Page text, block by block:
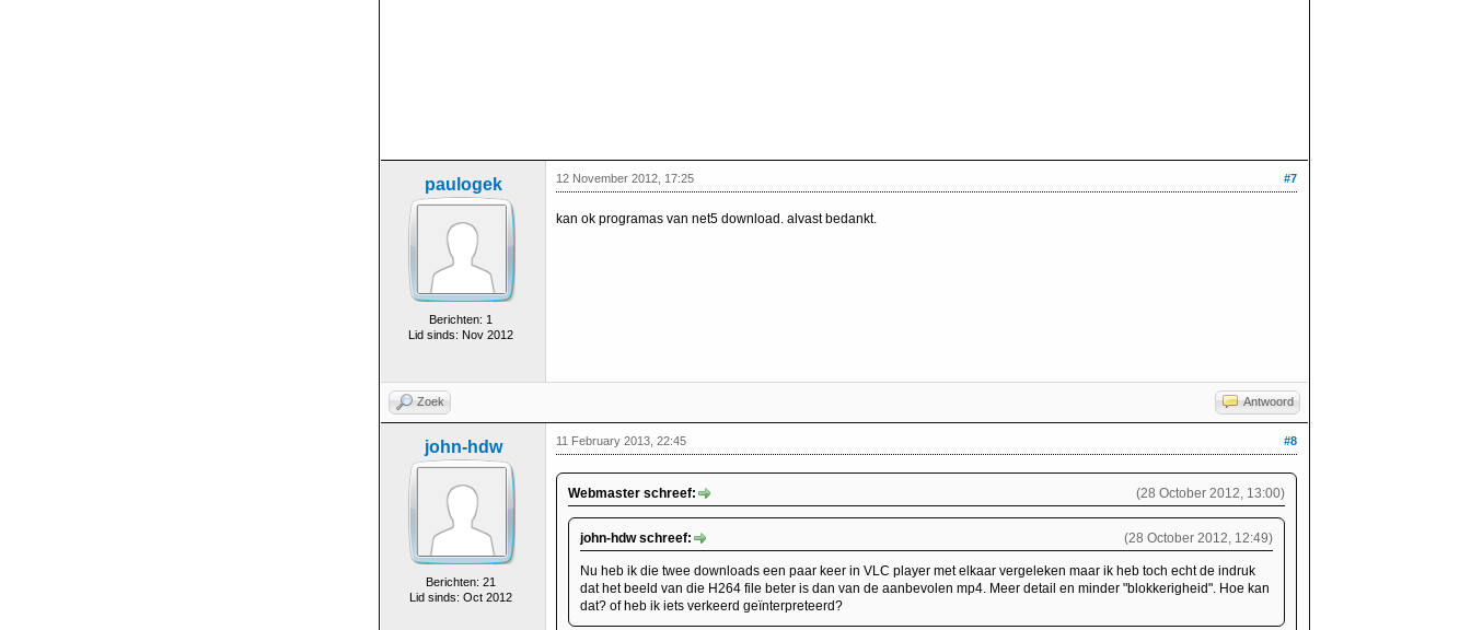
paulogek
Berichten: 1
Lid sinds: Nov 2012
#7
12 November 2012, 17:25
kan ok programas van net5 download. alvast bedankt.
Zoek Antwoord
john-hdw
Berichten: 21
Lid sinds: Oct 2012
#8
11 February 2013, 22:45
(28 October 2012, 13:00)
Webmaster schreef:
(28 October 2012, 12:49)
john-hdw schreef:
Nu heb ik die twee downloads een paar keer in VLC player met elkaar vergeleken maar ik heb toch echt de indruk
dat het beeld van die H264 file beter is dan van de aanbevolen mp4. Meer detail en minder "blokkerigheid". Hoe kan
dat? of heb ik iets verkeerd geïnterpreteerd?